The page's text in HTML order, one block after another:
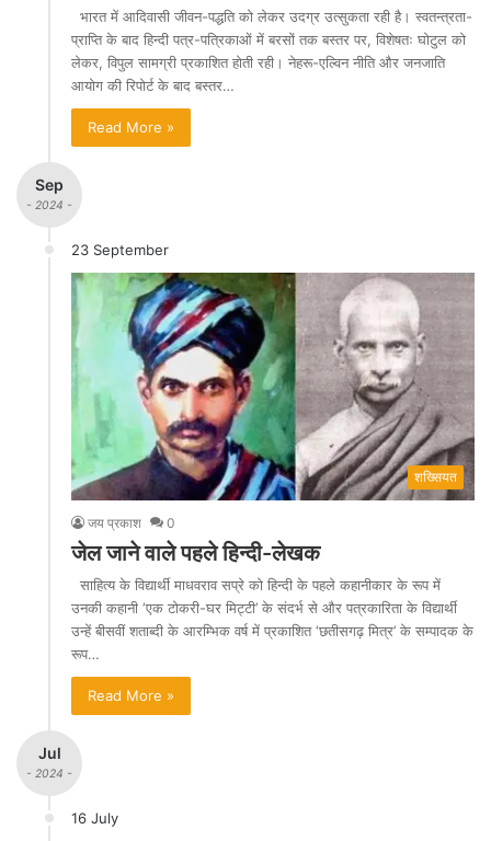
भारत में आदिवासी जीवन-पद्धति को लेकर उदग्र उत्सुकता रही है। स्वतन्त्रता-
प्राप्ति के बाद हिन्दी पत्र-पत्रिकाओं में बरसों तक बस्तर पर, विशेषतः घोटुल को
लेकर, विपुल सामग्री प्रकाशित होती रही। नेहरू-एल्विन नीति और जनजाति
आयोग की रिपोर्ट के बाद बस्तर…
Read More »
Sep
- 2024 -
23 September
शख्सियत
जय प्रकाश 0
जेल जाने वाले पहले हिन्दी-लेखक
साहित्य के विद्यार्थी माधवराव सप्रे को हिन्दी के पहले कहानीकार के रूप में
उनकी कहानी ‘एक टोकरी-घर मिट्टी’ के संदर्भ से और पत्रकारिता के विद्यार्थी
उन्हें बीसवीं शताब्दी के आरम्भिक वर्ष में प्रकाशित ‘छतीसगढ़ मित्र’ के सम्पादक के
रूप…
Read More »
Jul
- 2024 -
16 July